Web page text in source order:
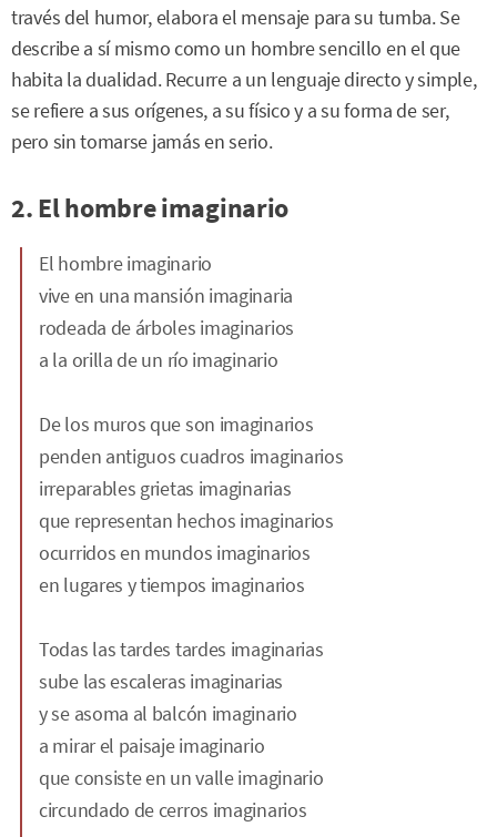
través del humor, elabora el mensaje para su tumba. Se
describe a sí mismo como un hombre sencillo en el que
habita la dualidad. Recurre a un lenguaje directo y simple,
se refiere a sus orígenes, a su físico y a su forma de ser,
pero sin tomarse jamás en serio.
2. El hombre imaginario
El hombre imaginario
vive en una mansión imaginaria
rodeada de árboles imaginarios
a la orilla de un río imaginario
De los muros que son imaginarios
penden antiguos cuadros imaginarios
irreparables grietas imaginarias
que representan hechos imaginarios
ocurridos en mundos imaginarios
en lugares y tiempos imaginarios
Todas las tardes tardes imaginarias
sube las escaleras imaginarias
y se asoma al balcón imaginario
a mirar el paisaje imaginario
que consiste en un valle imaginario
circundado de cerros imaginarios